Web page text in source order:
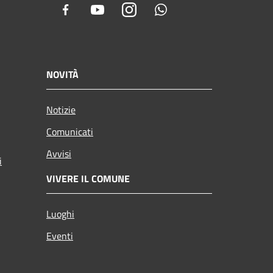
Facebook YoutubeInstagram
NOVITÀ
Notizie
Comunicati
Avvisi
VIVERE IL COMUNE
Luoghi
Eventi